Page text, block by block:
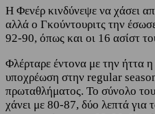
Η Φενέρ κινδύνεψε να χάσει
αλλά ο Γκούντουριτς την
92-90, όπως και οι 16 ασίστ
Φλέρταρε έντονα με την ήττα η
υποχρέωση στην regular
πρωταθλήματος. Το σύνολο του
χάνει με 80-87, δύο λεπτά για